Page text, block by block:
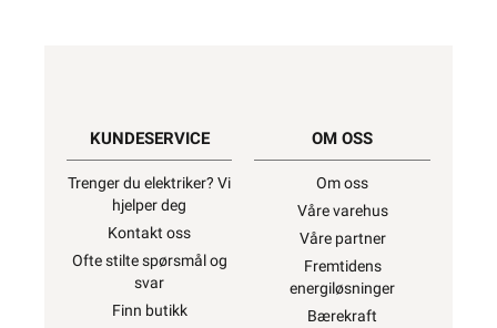
KUNDESERVICE
Trenger du elektriker? Vi
hjelper deg
Kontakt oss
Ofte stilte spørsmål og
svar
Finn butikk
OM OSS
Om oss
Våre varehus
Våre partner
Fremtidens
energiløsninger
Bærekraft